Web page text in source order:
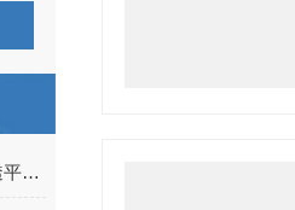
上海密通-矿物涡轮机油（透平油）仪器价目表